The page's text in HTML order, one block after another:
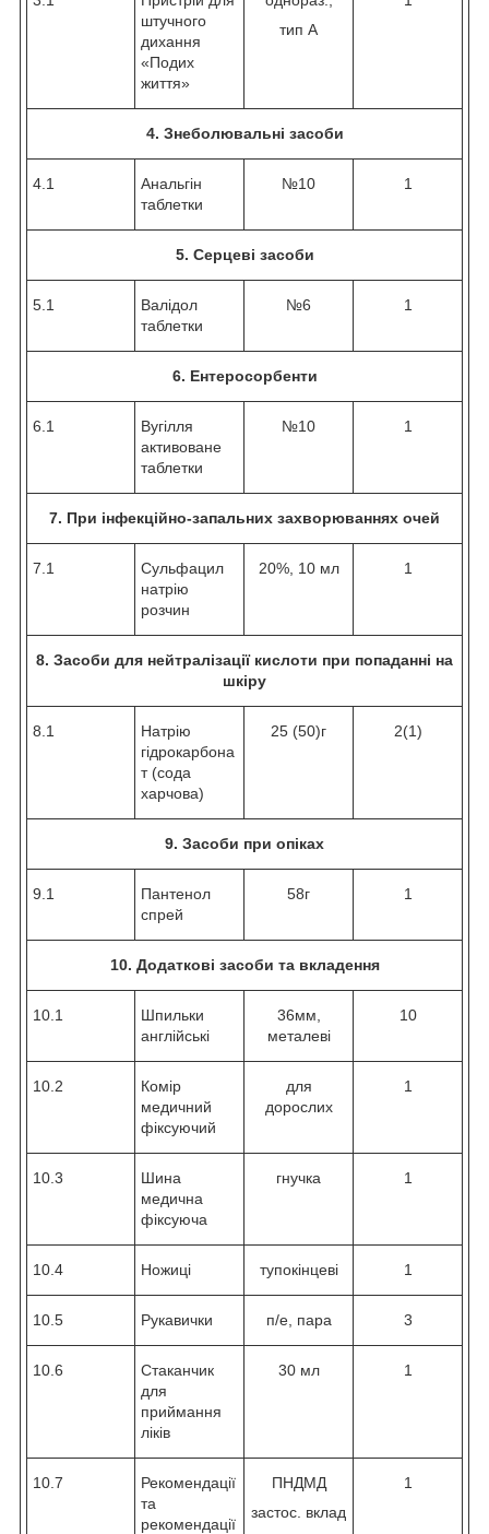
штучного
дихання
«Подих
життя»
тип А
4. Знеболювальні засоби
4.1
Анальгін
таблетки
№10 1
5. Серцеві засоби
5.1
Валідол
таблетки
№6 1
6. Ентеросорбенти
6.1
Вугілля
активоване
таблетки
№10 1
7. При інфекційно-запальних захворюваннях очей
7.1
Сульфацил
натрію
розчин
20%, 10 мл 1
8. Засоби для нейтралізації кислоти при попаданні на
шкіру
8.1
Натрію
гідрокарбона
т (сода
харчова)
25 (50)г 2(1)
9. Засоби при опіках
9.1
Пантенол
спрей
58г 1
10. Додаткові засоби та вкладення
10.1
Шпильки
англійські
36мм,
металеві
10
10.2
Комір
медичний
фіксуючий
для
дорослих
1
10.3
Шина
медична
фіксуюча
гнучка 1
10.4 Ножиці тупокінцеві 1
10.5 Рукавички п/е, пара 3
10.6
Стаканчик
для
приймання
ліків
30 мл 1
10.7
Рекомендації
та
рекомендації
ПНДМД
застос. вклад
1